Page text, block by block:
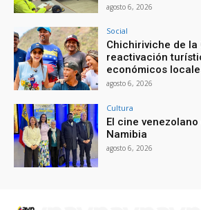
agosto 6, 2026
Social
Chichiriviche de la
reactivación
económicos
agosto 6, 2026
Cultura
El cine
Namibia
agosto 6, 2026